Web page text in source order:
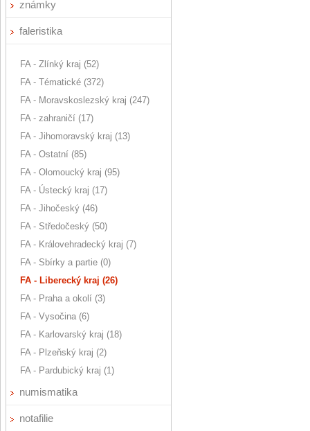
známky
faleristika
FA - Zlínký kraj (52)
FA - Tématické (372)
FA - Moravskoslezský kraj (247)
FA - zahraničí (17)
FA - Jihomoravský kraj (13)
FA - Ostatní (85)
FA - Olomoucký kraj (95)
FA - Ústecký kraj (17)
FA - Jihočeský (46)
FA - Středočeský (50)
FA - Královehradecký kraj (7)
FA - Sbírky a partie (0)
FA - Liberecký kraj (26)
FA - Praha a okolí (3)
FA - Vysočina (6)
FA - Karlovarský kraj (18)
FA - Plzeňský kraj (2)
FA - Pardubický kraj (1)
numismatika
notafilie